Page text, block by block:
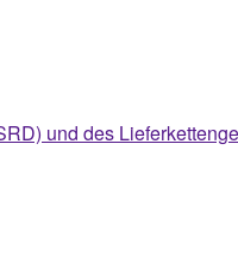
und des